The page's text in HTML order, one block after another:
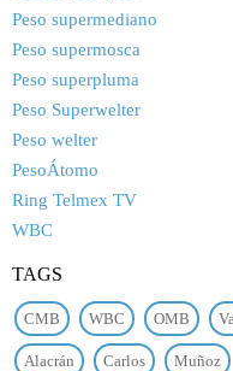
Peso supermediano
Peso supermosca
Peso superpluma
Peso Superwelter
Peso welter
PesoÁtomo
Ring Telmex TV
WBC
TAGS
CMB WBC OMB
Alacrán Carlos Muñoz